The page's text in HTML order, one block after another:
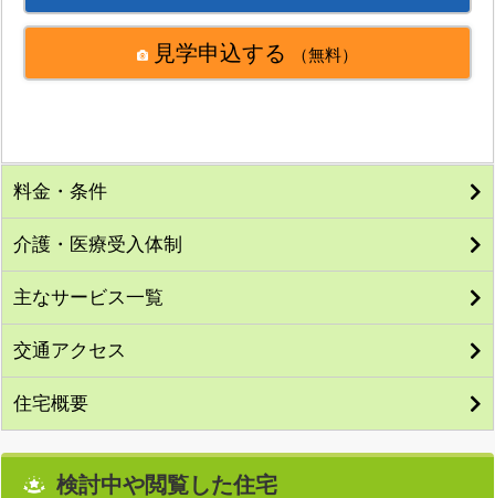
見学申込する （無料）
料金・条件
介護・医療受入体制
主なサービス一覧
交通アクセス
住宅概要
検討中や閲覧した住宅